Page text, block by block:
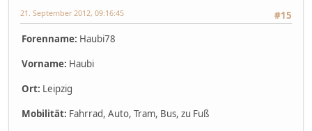
#15
21. September 2012, 09:16:45
Forenname: Haubi78
Vorname: Haubi
Ort: Leipzig
Mobilität: Fahrrad, Auto, Tram, Bus, zu Fuß